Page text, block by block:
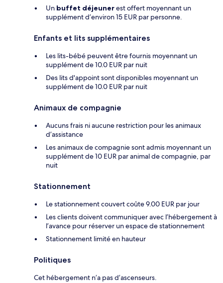
Un buffet déjeunerest offert moyennant un
supplément d’environ 15 EUR par personne.
Enfants et lits supplémentaires
Les lits-bébé peuvent être fournis moyennant un
supplément de 10.0 EUR par nuit
Des lits d'appoint sont disponibles moyennant un
supplément de 10.0 EUR par nuit
Animaux de compagnie
Aucuns frais ni aucune restriction pour les animaux
d’assistance
Les animaux de compagnie sont admis moyennant un
supplément de 10 EUR par animal de compagnie, par
nuit
Stationnement
Le stationnement couvert coûte 9.00 EUR par jour
Les clients doivent communiquer avec l’hébergement à
l’avance pour réserver un espace de stationnement
Stationnement limité en hauteur
Politiques
Cet hébergement n’a pas d’ascenseurs.